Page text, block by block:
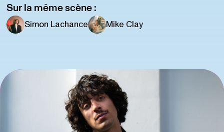
Sur la même scène :
Simon Lachance Mike Clay